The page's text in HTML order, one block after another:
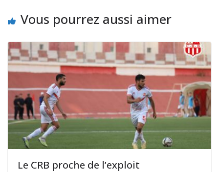
Vous pourrez aussi aimer
Le CRB proche de l’exploit